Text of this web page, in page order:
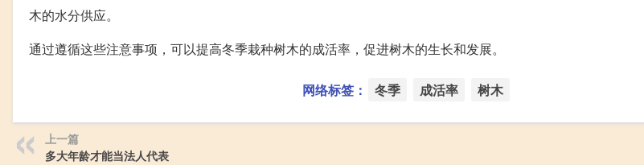
木的水分供应。
通过遵循这些注意事项，可以提高冬季栽种树木的成活率，促进树木的生长和发展。
网络标签： 冬季 成活率 树木
上一篇
多大年龄才能当法人代表